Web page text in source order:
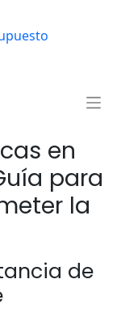
en
para
la
de